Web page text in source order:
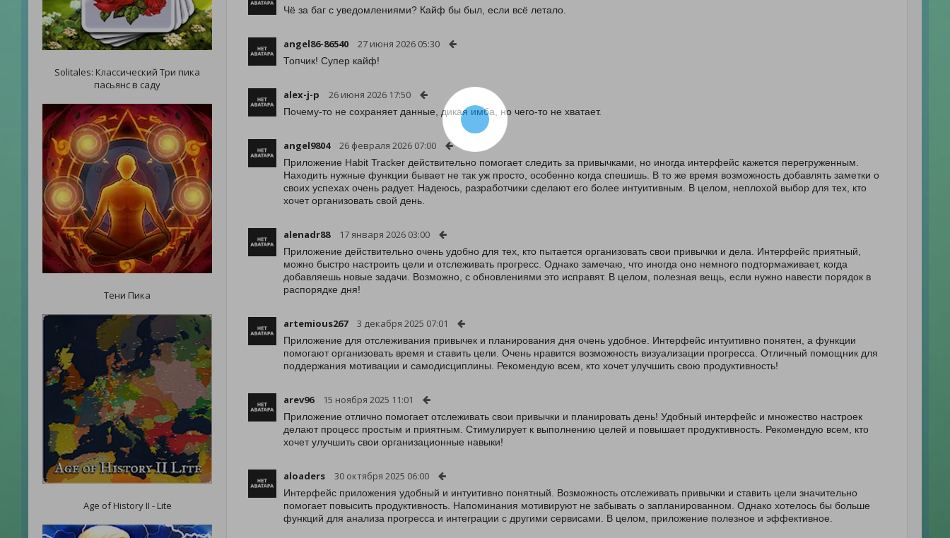
Solitales: Классический Три пика
пасьянс в саду
Тени Пика
Age of History II - Lite
Чё за баг с уведомлениями? Кайф бы был, если всё летало.
angel86-86540 27 июня 2026 05:30
Топчик! Супер кайф!
alex-j-p 26 июня 2026 17:50
Почему-то не сохраняет данные, дикая имба, но чего-то не хватает.
angel9804 26 февраля 2026 07:00
Приложение Habit Tracker действительно помогает следить за привычками, но иногда интерфейс кажется перегруженным.
Находить нужные функции бывает не так уж просто, особенно когда спешишь. В то же время возможность добавлять заметки о
своих успехах очень радует. Надеюсь, разработчики сделают его более интуитивным. В целом, неплохой выбор для тех, кто
хочет организовать свой день.
alenadr88 17 января 2026 03:00
Приложение действительно очень удобно для тех, кто пытается организовать свои привычки и дела. Интерфейс приятный,
можно быстро настроить цели и отслеживать прогресс. Однако замечаю, что иногда оно немного подтормаживает, когда
добавляешь новые задачи. Возможно, с обновлениями это исправят. В целом, полезная вещь, если нужно навести порядок в
распорядке дня!
artemious267 3 декабря 2025 07:01
Приложение для отслеживания привычек и планирования дня очень удобное. Интерфейс интуитивно понятен, а функции
помогают организовать время и ставить цели. Очень нравится возможность визуализации прогресса. Отличный помощник для
поддержания мотивации и самодисциплины. Рекомендую всем, кто хочет улучшить свою продуктивность!
arev96 15 ноября 2025 11:01
Приложение отлично помогает отслеживать свои привычки и планировать день! Удобный интерфейс и множество настроек
делают процесс простым и приятным. Стимулирует к выполнению целей и повышает продуктивность. Рекомендую всем, кто
хочет улучшить свои организационные навыки!
aloaders 30 октября 2025 06:00
Интерфейс приложения удобный и интуитивно понятный. Возможность отслеживать привычки и ставить цели значительно
помогает повысить продуктивность. Напоминания мотивируют не забывать о запланированном. Однако хотелось бы больше
функций для анализа прогресса и интеграции с другими сервисами. В целом, приложение полезное и эффективное.